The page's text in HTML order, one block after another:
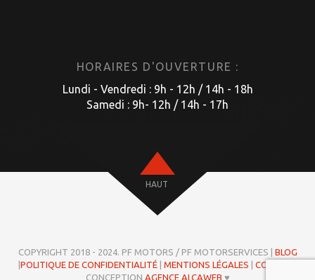
HORAIRES D'OUVERTURE :
Lundi - Vendredi : 9h - 12h / 14h - 18h
Samedi : 9h- 12h / 14h - 17h
HAUT
COPYRIGHT 2018 - 2024. PF MOTORS / PF MOTORSERVICES | BLOG
|POLITIQUE DE CONFIDENTIALITÉ| MENTIONS LÉGALES | COOKIES
CONCEPTION AGENCE ALCAWEB ♥